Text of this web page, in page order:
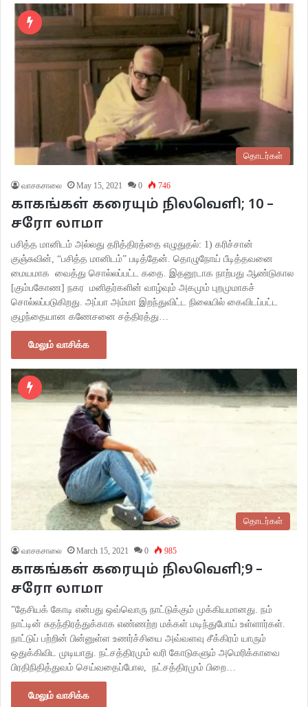
தொடர்கள்
வாசகசாலை May 15, 2021 0 746
காகங்கள் கரையும் நிலவெளி; 10 –
சரோ லாமா
பசித்த மானிடம் அல்லது தரித்திரத்தை எழுதுதல்: 1) கரிச்சான்
குஞ்சுவின், “பசித்த மானிடம்” படித்தேன். தொழுநோய் பீடித்தவனை
மையமாக வைத்து சொல்லப்பட்ட கதை. இதனூடாக நாற்பது ஆண்டுகால
[கும்பகோண] நகர மனிதர்களின் வாழ்வும் அகமும் புறமுமாகச்
சொல்லப்படுகிறது. அப்பா அம்மா இறந்துவிட்ட நிலையில் கைவிடப்பட்ட
குழந்தையான கணேசனை சத்திரத்து…
மேலும் வாசிக்க
தொடர்கள்
வாசகசாலை March 15, 2021 0 985
காகங்கள் கரையும் நிலவெளி;9 –
சரோ லாமா
”தேசியக் கோடி என்பது ஒவ்வொரு நாட்டுக்கும் முக்கியமானது. நம்
நாட்டின் சுதந்திரத்துக்காக எண்ணற்ற மக்கள் மடிந்துபோய் உள்ளார்கள்.
நாட்டுப் பற்றின் பின்னுள்ள உணர்ச்சியை அவ்வளவு சீக்கிரம் யாரும்
ஒதுக்கிவிட முடியாது. நட்சத்திரமும் வரி கோடுகளும் அமெரிக்காவை
பிரதிநிதித்துவம் செய்வதைப்போல, நட்சத்திரமும் பிறை…
மேலும் வாசிக்க